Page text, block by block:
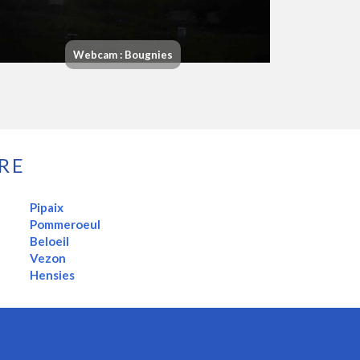
Webcam : Bougnies
Pipaix
Pommeroeul
Beloeil
Vezon
Hensies